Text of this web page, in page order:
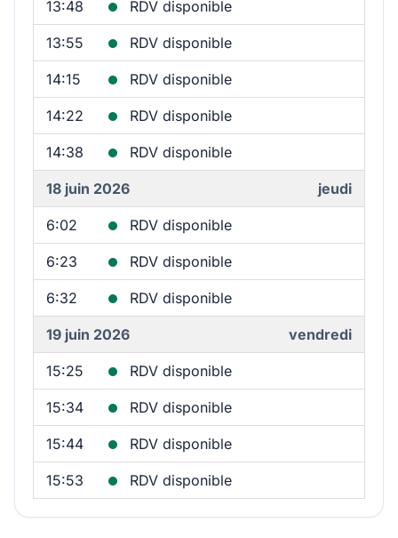
13:48 RDV disponible
13:55 RDV disponible
14:15 RDV disponible
14:22 RDV disponible
14:38 RDV disponible
18 juin 2026 jeudi
6:02 RDV disponible
6:23 RDV disponible
6:32 RDV disponible
19 juin 2026 vendredi
15:25 RDV disponible
15:34 RDV disponible
15:44 RDV disponible
15:53 RDV disponible